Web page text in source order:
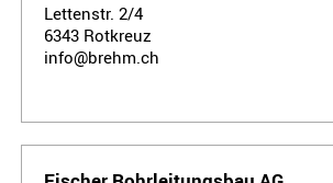
Lettenstr. 2/4
6343 Rotkreuz
info@brehm.ch